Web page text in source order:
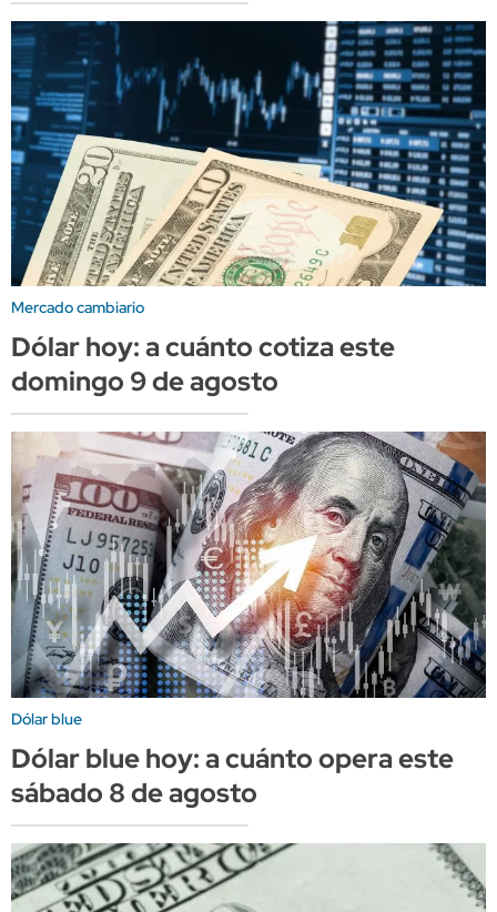
Mercado cambiario
Dólar hoy: a cuánto cotiza este
domingo 9 de agosto
Dólar blue
Dólar blue hoy: a cuánto opera este
sábado 8 de agosto